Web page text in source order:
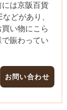
は京阪百貨
どがあり、
い物にこら
賑わってい
お問い合わせ